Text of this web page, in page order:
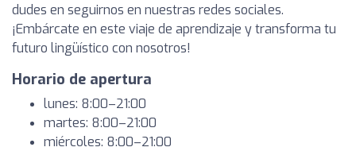
dudes en seguirnos en nuestras redes sociales.
¡Embárcate en este viaje de aprendizaje y transforma tu
futuro lingüístico con nosotros!
Horario de apertura
lunes: 8:00–21:00
martes: 8:00–21:00
miércoles: 8:00–21:00